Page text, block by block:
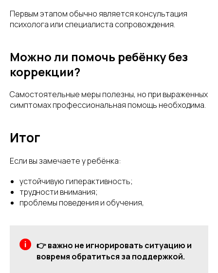
Первым этапом обычно является консультация
психолога или специалиста сопровождения.
Можно ли помочь ребёнку без
коррекции?
Самостоятельные меры полезны, но при выраженных
симптомах профессиональная помощь необходима.
Итог
Если вы замечаете у ребёнка:
устойчивую гиперактивность;
трудности внимания;
проблемы поведения и обучения,
👉 важно не игнорировать ситуацию и
вовремя обратиться за поддержкой.